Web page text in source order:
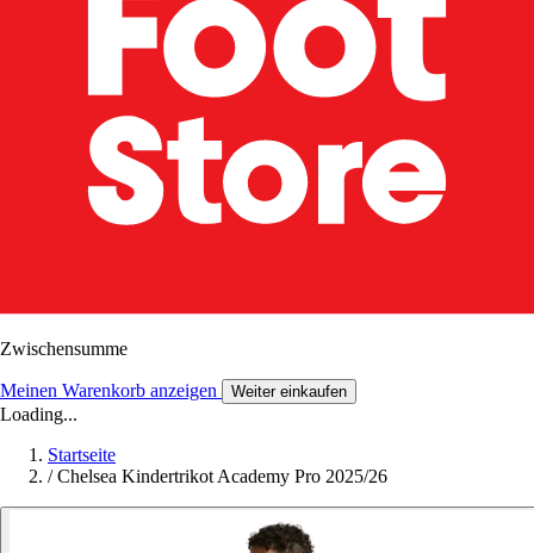
Zwischensumme
Meinen Warenkorb anzeigen Weiter einkaufen
Loading...
Startseite
/ Chelsea Kindertrikot Academy Pro 2025/26